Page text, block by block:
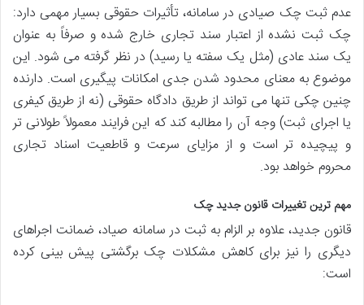
عدم ثبت چک صیادی در سامانه، تأثیرات حقوقی بسیار مهمی دارد:
چک ثبت نشده از اعتبار سند تجاری خارج شده و صرفاً به عنوان
یک سند عادی (مثل یک سفته یا رسید) در نظر گرفته می شود. این
موضوع به معنای محدود شدن جدی امکانات پیگیری است. دارنده
چنین چکی تنها می تواند از طریق دادگاه حقوقی (نه از طریق کیفری
یا اجرای ثبت) وجه آن را مطالبه کند که این فرایند معمولاً طولانی تر
و پیچیده تر است و از مزایای سرعت و قاطعیت اسناد تجاری
محروم خواهد بود.
مهم ترین تغییرات قانون جدید چک
قانون جدید، علاوه بر الزام به ثبت در سامانه صیاد، ضمانت اجراهای
دیگری را نیز برای کاهش مشکلات چک برگشتی پیش بینی کرده
است: